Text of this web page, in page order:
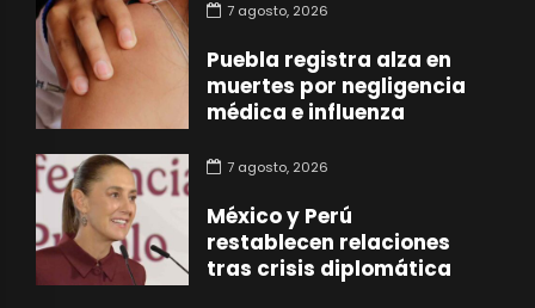
7 agosto, 2026
Puebla registra alza en
muertes por negligencia
médica e influenza
7 agosto, 2026
México y Perú
restablecen relaciones
tras crisis diplomática